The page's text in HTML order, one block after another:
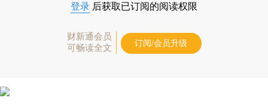
登录 后获取已订阅的阅读权限
财新通会员
可畅读全文
订阅/会员升级